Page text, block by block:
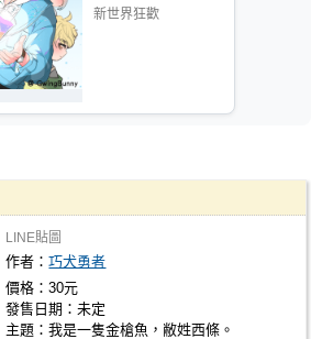
新世界狂歡
LINE貼圖
作者：巧犬勇者
價格：30元
發售日期：未定
主題：我是一隻金槍魚，敝姓西條。